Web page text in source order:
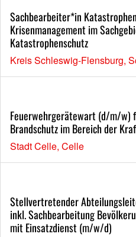
Sachbearbeiter*in
Krisenmanagement im
Katastrophenschutz
Kreis Schleswig-Flensburg,
Feuerwehrgerätewart (d/m/w)
Brandschutz im Bereich der
Stadt Celle, Celle
Stellvertretender
inkl. Sachbearbeitung
mit Einsatzdienst (m/w/d)